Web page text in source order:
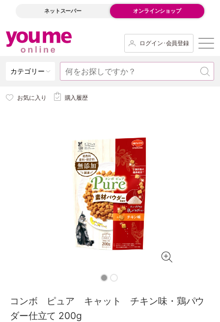
ネットスーパー オンラインショップ
ログイン･会員登録
カテゴリー
お気に入り 購入履歴
コンボ ピュア キャット チキン味・鶏パウ
ダー仕立て 200g